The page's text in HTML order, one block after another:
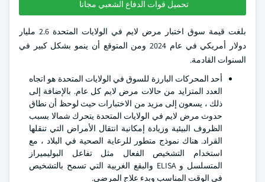
تحميل قوات الدفاع الشعبي مجانا
بلغت قيمة سوق اختبار مرض لايم في الولايات المتحدة 2.6 مليار
دولار أمريكي في عام 2024 ومن المتوقع أن ينمو بشكل كبير في
السنوات القادمة.
أحد المحركات البارزة للسوق في الولايات المتحدة هو اتجاه
العدد المتزايد من حالات مرض لايم كل عام. بالإضافة إلى
ذلك ، يسعون إلى مزيد من الاختبارات حيث لوحظ أن نطاق
حدوث مرض لايم في الولايات المتحدة يتحرك شمالا بسبب
الظروف البيئية وزيادة إمكانية انتقال الأمراض التي تنقلها
القراد. هناك نموذج متطور للرعاية الصحية في البلاد ، مع
استخدام التشخيص الفعال مثل تفاعل البوليميراز
المتسلسل و ELISA والبقع الغربية التي تسمح بالتشخيص
في الوقت المناسب وبدء علاج المرضى.